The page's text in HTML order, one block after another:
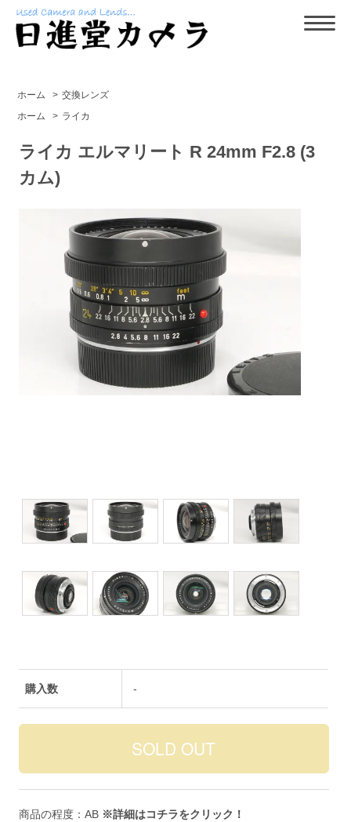
ホーム > 交換レンズ
ホーム
> ライカ
ライカ エルマリート R 24mm F2.8 (3
カム)
購入数 -
商品の程度：AB ※詳細はコチラをクリック！